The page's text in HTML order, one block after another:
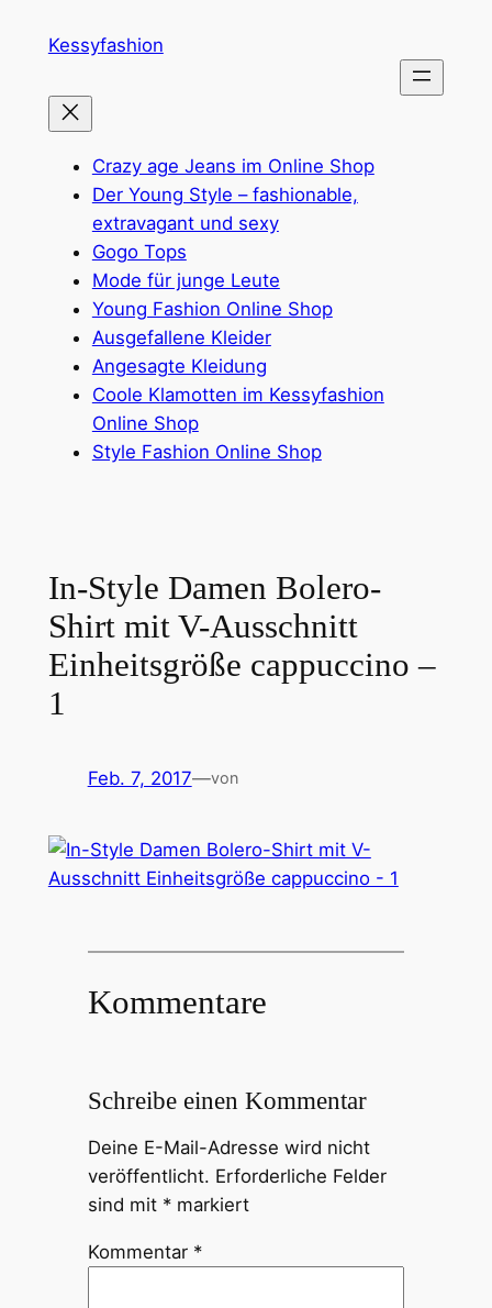
InhaltKessyfashion
Crazy age Jeans im Online Shop
Der Young Style – fashionable,
extravagant und sexy
Gogo Tops
Mode für junge Leute
Young Fashion Online Shop
Ausgefallene Kleider
Angesagte Kleidung
Coole Klamotten im Kessyfashion
Online Shop
Style Fashion Online Shop
In-Style Damen Bolero-
Shirt mit V-Ausschnitt
Einheitsgröße cappuccino –
1
Feb. 7, 2017—von
Kommentare
Schreibe einen Kommentar
Deine E-Mail-Adresse wird nicht
veröffentlicht. Erforderliche Felder
sind mit *markiert
Kommentar *